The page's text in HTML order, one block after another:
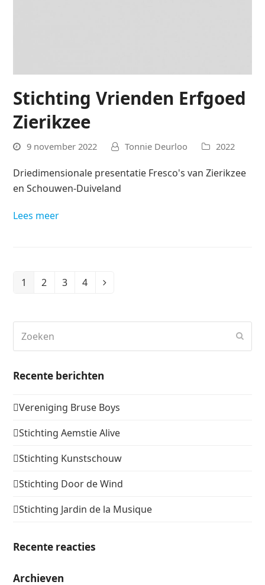
Stichting Vrienden Erfgoed
Zierikzee
9 november 2022 Tonnie Deurloo 2022
Driedimensionale presentatie Fresco's van Zierikzee
en Schouwen-Duiveland
Lees meer
Page
1 Page
2 Page
3 Page
4 Volgende
Recente berichten
Vereniging Bruse Boys
Stichting Aemstie Alive
Stichting Kunstschouw
Stichting Door de Wind
Stichting Jardin de la Musique
Recente reacties
Archieven